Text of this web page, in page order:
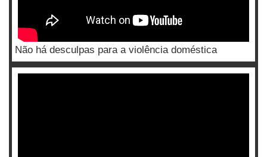
Não há desculpas para a violência doméstica